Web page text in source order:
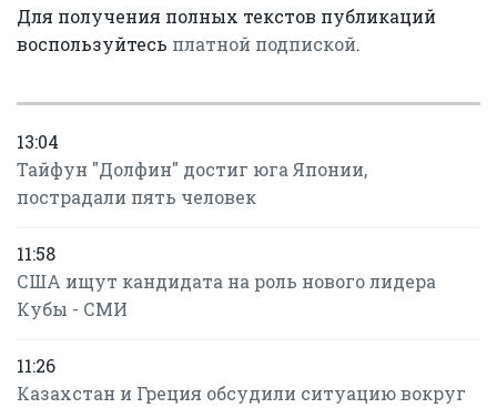
Для получения полных текстов публикаций
воспользуйтесь платной подпиской.
13:04
Тайфун "Долфин" достиг юга Японии,
пострадали пять человек
11:58
США ищут кандидата на роль нового лидера
Кубы - СМИ
11:26
Казахстан и Греция обсудили ситуацию вокруг